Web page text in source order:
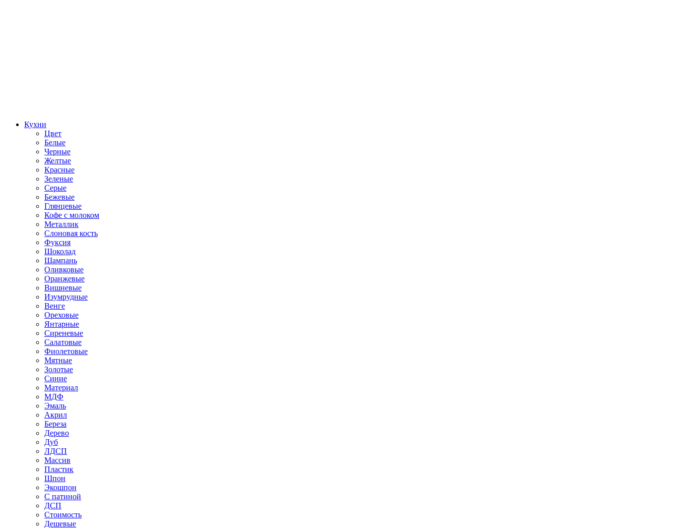
Кухни
Цвет
Белые
Черные
Желтые
Красные
Зеленые
Серые
Бежевые
Глянцевые
Кофе с молоком
Металлик
Слоновая кость
Фуксия
Шоколад
Шампань
Оливковые
Оранжевые
Вишневые
Изумрудные
Венге
Ореховые
Янтарные
Сиреневые
Салатовые
Фиолетовые
Мятные
Золотые
Синие
Материал
МДФ
Эмаль
Акрил
Береза
Дерево
Дуб
ЛДСП
Массив
Пластик
Шпон
Экошпон
С патиной
ДСП
Стоимость
Дешевые